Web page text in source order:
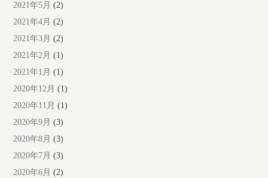
2021年5月 (2)
2021年4月 (2)
2021年3月 (2)
2021年2月 (1)
2021年1月 (1)
2020年12月 (1)
2020年11月 (1)
2020年9月 (3)
2020年8月 (3)
2020年7月 (3)
2020年6月 (2)